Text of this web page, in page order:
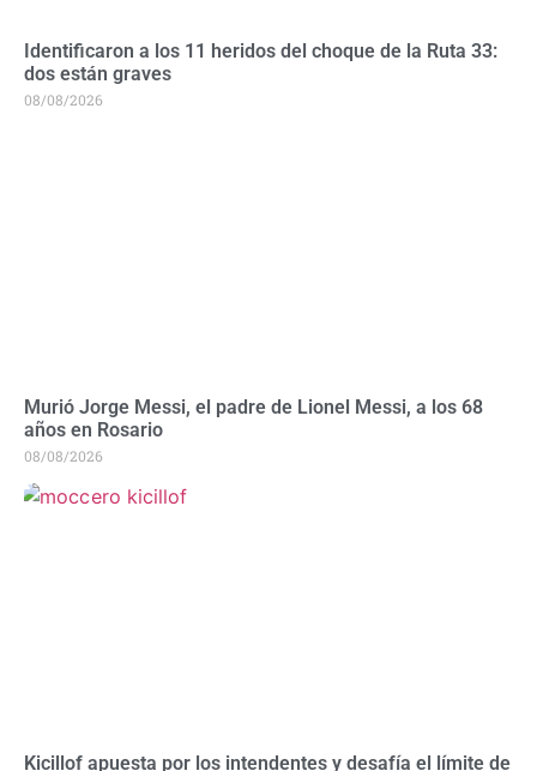
Identificaron a los 11 heridos del choque de la Ruta 33:
dos están graves
08/08/2026
Murió Jorge Messi, el padre de Lionel Messi, a los 68
años en Rosario
08/08/2026
Kicillof apuesta por los intendentes y desafía el límite de